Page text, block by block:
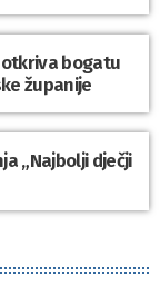
otkriva bogatu
županije
„Najbolji dječji